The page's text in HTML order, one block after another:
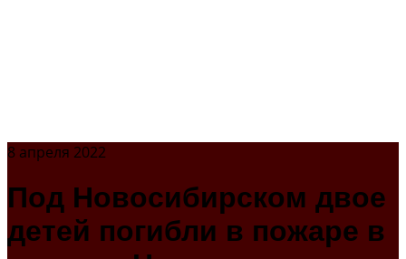
8 апреля 2022
Под Новосибирском двое
детей погибли в пожаре в